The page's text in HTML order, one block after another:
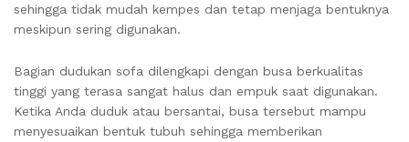
sehingga tidak mudah kempes dan tetap menjaga bentuknya
meskipun sering digunakan.
Bagian dudukan sofa dilengkapi dengan busa berkualitas
tinggi yang terasa sangat halus dan empuk saat digunakan.
Ketika Anda duduk atau bersantai, busa tersebut mampu
menyesuaikan bentuk tubuh sehingga memberikan